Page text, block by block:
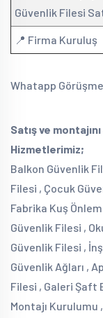
Güvenlik Filesi
📍 Firma Kuruluş
Whatapp
Satış ve
Hizmetlerimiz;
Balkon Güvenlik
Filesi , Çocuk
Fabrika Kuş
Güvenlik Filesi ,
Güvenlik Filesi ,
Güvenlik Ağları ,
Filesi , Galeri Şaft
Montajı Kurulumu